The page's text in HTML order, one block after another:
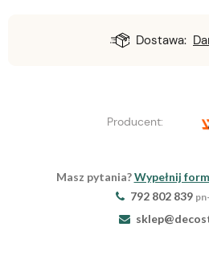
Dostawa:
Producent:
Masz pytania?Wypełnij
792 802 839